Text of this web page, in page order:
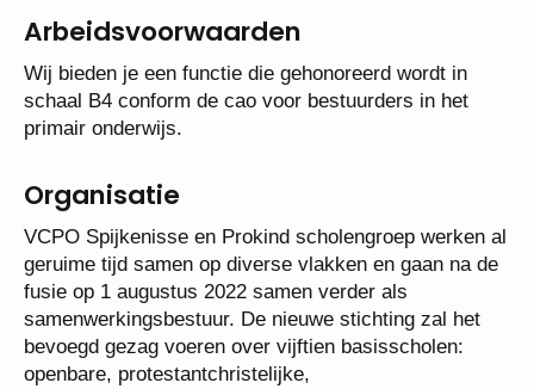
Arbeidsvoorwaarden
Wij bieden je een functie die gehonoreerd wordt in
schaal B4 conform de cao voor bestuurders in het
primair onderwijs.
Organisatie
VCPO Spijkenisse en Prokind scholengroep werken al
geruime tijd samen op diverse vlakken en gaan na de
fusie op 1 augustus 2022 samen verder als
samenwerkingsbestuur. De nieuwe stichting zal het
bevoegd gezag voeren over vijftien basisscholen:
openbare, protestantchristelijke,